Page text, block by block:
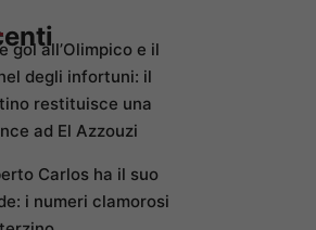
gol all’Olimpico e il
degli infortuni: il
restituisce una
ad El Azzouzi
Carlos ha il suo
i numeri clamorosi